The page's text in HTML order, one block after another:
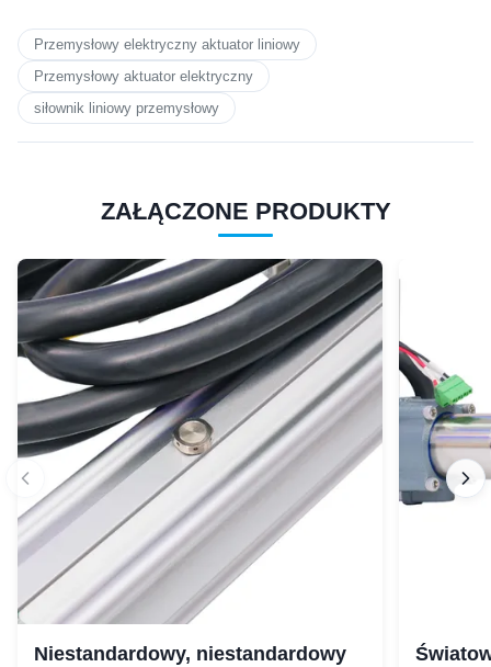
Przemysłowy elektryczny aktuator liniowy
Przemysłowy aktuator elektryczny
siłownik liniowy przemysłowy
ZAŁĄCZONE PRODUKTY
Niestandardowy, niestandardowy